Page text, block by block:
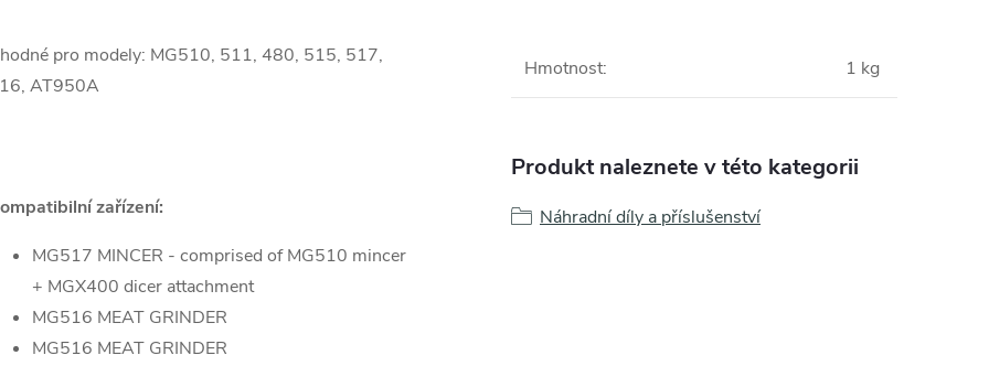
pro modely: MG510, 511, 480, 515, 517,
AT950A
zařízení:
MG517 MINCER - comprised of MG510 mincer
+ MGX400 dicer attachment
MG516 MEAT GRINDER
MG516 MEAT GRINDER
Hmotnost: 1 kg
Produkt naleznete v této kategorii
Náhradní díly a příslušenství